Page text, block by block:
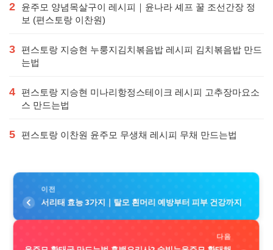
2
윤주모 양념목살구이 레시피｜윤나라 셰프 꿀 조선간장 정
보 (편스토랑 이찬원)
3
편스토랑 지승현 누룽지김치볶음밥 레시피 김치볶음밥 만드
는법
4
편스토랑 지승현 미나리항정스테이크 레시피 고추장마요소
스 만드는법
5 편스토랑 이찬원 윤주모 무생채 레시피 무채 만드는법
이전
서리태 효능 3가지｜탈모 흰머리 예방부터 피부 건강까지
다음